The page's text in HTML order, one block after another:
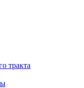
тракта